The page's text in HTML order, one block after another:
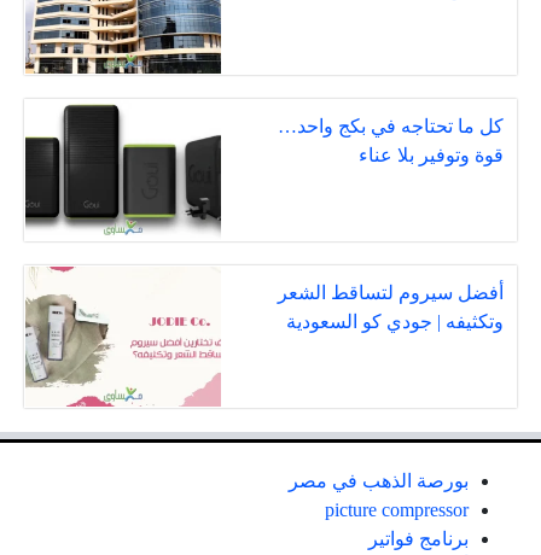
كل ما تحتاجه في بكج واحد…
قوة وتوفير بلا عناء
أفضل سيروم لتساقط الشعر
وتكثيفه | جودي كو السعودية
بورصة الذهب في مصر
picture compressor
برنامج فواتير